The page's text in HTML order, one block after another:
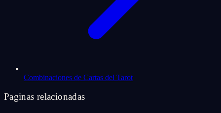
Combinaciones de Cartas del Tarot
Paginas relacionadas